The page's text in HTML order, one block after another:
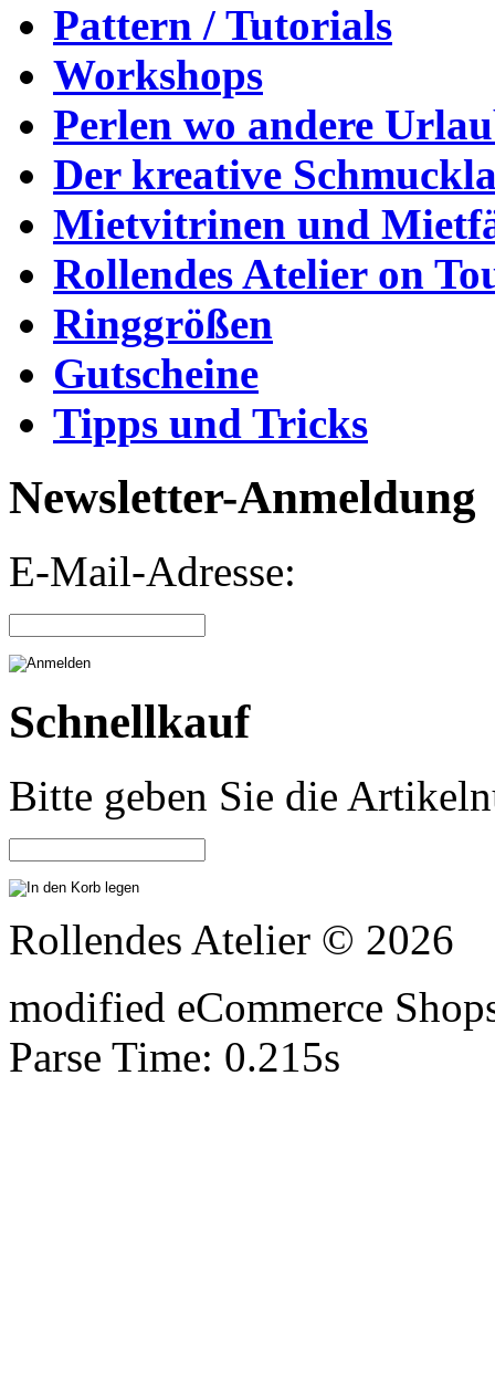
Pattern / Tutorials
Workshops
Perlen wo andere
Der kreative
Mietvitrinen und
Rollendes Atelier on
Ringgrößen
Gutscheine
Tipps und Tricks
Newsletter-Anmeldung
E-Mail-Adresse:
Schnellkauf
Bitte geben Sie die
Rollendes Atelier © 2026
modified eCommerce
Parse Time: 0.215s